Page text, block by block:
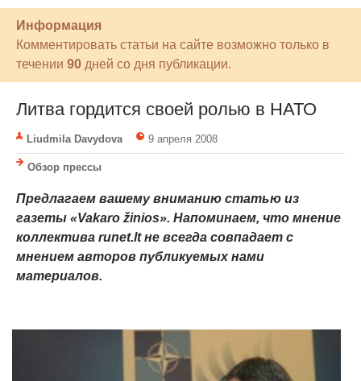
Информация
Комментировать статьи на сайте возможно только в
течении 90 дней со дня публикации.
Литва гордится своей ролью в НАТО
Liudmila Davydova 9 апреля 2008
Обзор прессы
Предлагаем вашему вниманию статью из
газеты «Vakaro žinios». Напоминаем, что мнение
коллектива runet.lt не всегда совпадает с
мнением авторов публикуемых нами
материалов.